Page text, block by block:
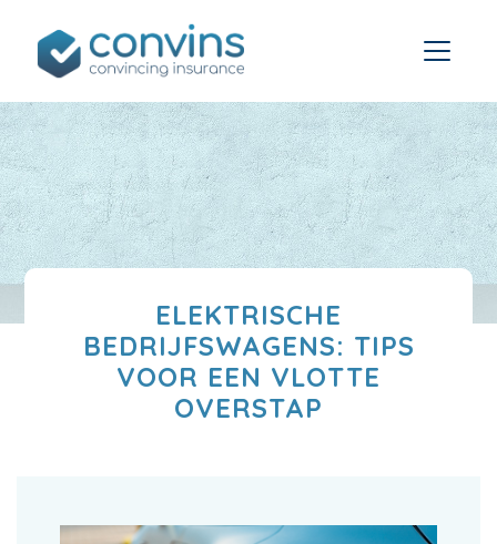
ELEKTRISCHE
BEDRIJFSWAGENS: TIPS
VOOR EEN VLOTTE
OVERSTAP